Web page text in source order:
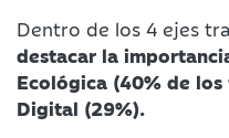
Dentro de los 4 ejes
destacar la
Ecológica (40% de
Digital (29%).